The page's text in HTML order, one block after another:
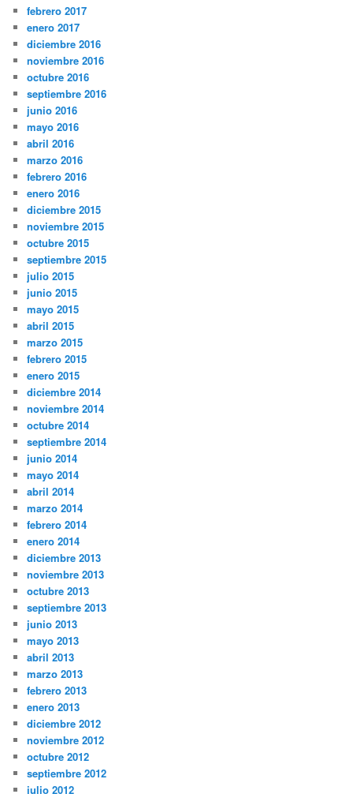
febrero 2017
enero 2017
diciembre 2016
noviembre 2016
octubre 2016
septiembre 2016
junio 2016
mayo 2016
abril 2016
marzo 2016
febrero 2016
enero 2016
diciembre 2015
noviembre 2015
octubre 2015
septiembre 2015
julio 2015
junio 2015
mayo 2015
abril 2015
marzo 2015
febrero 2015
enero 2015
diciembre 2014
noviembre 2014
octubre 2014
septiembre 2014
junio 2014
mayo 2014
abril 2014
marzo 2014
febrero 2014
enero 2014
diciembre 2013
noviembre 2013
octubre 2013
septiembre 2013
junio 2013
mayo 2013
abril 2013
marzo 2013
febrero 2013
enero 2013
diciembre 2012
noviembre 2012
octubre 2012
septiembre 2012
julio 2012